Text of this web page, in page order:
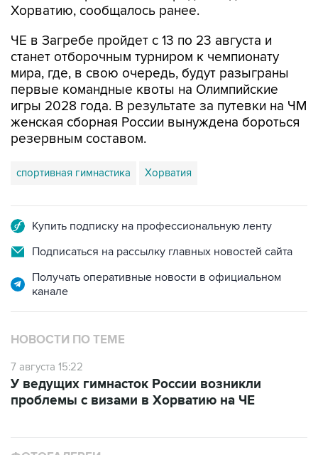
ЧЕ в Загребе пройдет с 13 по 23 августа и
мира, где, в свою очередь, будут разыграны
первые командные квоты на Олимпийские
игры 2028 года. В результате за путевки на ЧМ
женская сборная России вынуждена бороться
резервным составом.
спортивная гимнастика Хорватия
Подписаться на рассылку главных новостей сайта
Получать оперативные новости в официальном
канале
НОВОСТИ ПО ТЕМЕ
7 августа 15:22
проблемы с визами в Хорватию на ЧЕ